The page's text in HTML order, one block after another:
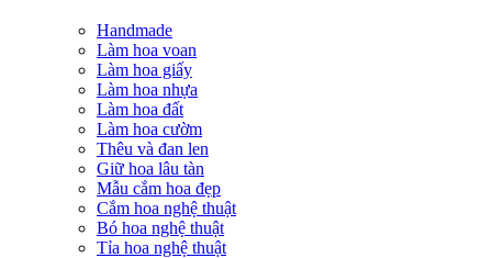
Handmade
Làm hoa voan
Làm hoa giấy
Làm hoa nhựa
Làm hoa đất
Làm hoa cườm
Thêu và đan len
Giữ hoa lâu tàn
Mẫu cắm hoa đẹp
Cắm hoa nghệ thuật
Bó hoa nghệ thuật
Tỉa hoa nghệ thuật